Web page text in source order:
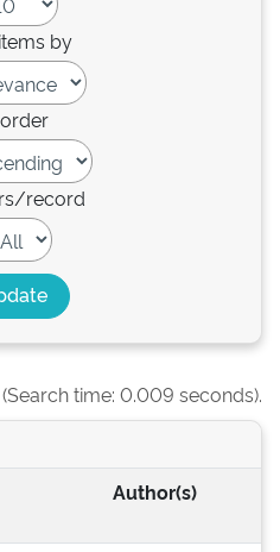
by
record
(Search time: 0.009 seconds).
Author(s)